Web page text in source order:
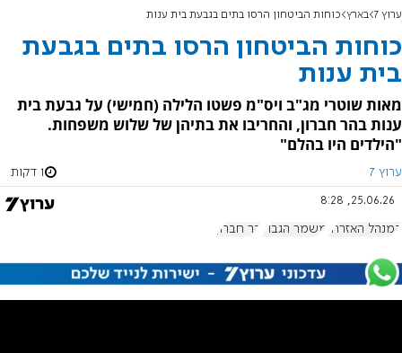
ערוץ 7 בארץ כוחות הביטחון הרסו בתים בגבעת בית ענות
כוחות הביטחון הרסו בתים בגבעת
בית ענות
מאות שוטרי מג"ב ויס"מ פשטו הלילה (חמישי) על גבעת בית
ענות בהר חברון, והחריבו את בתיהן של שלוש משפחות.
"הילדים היו בהלם"
ערוץ 7 1 דקות
25.06.26, 8:28
המנהל האזרחי משמר הגבול הר חברון